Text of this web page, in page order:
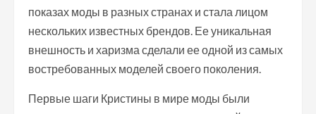
показах моды в разных странах и стала лицом
нескольких известных брендов. Ее уникальная
внешность и харизма сделали ее одной из самых
востребованных моделей своего поколения.
Первые шаги Кристины в мире моды были